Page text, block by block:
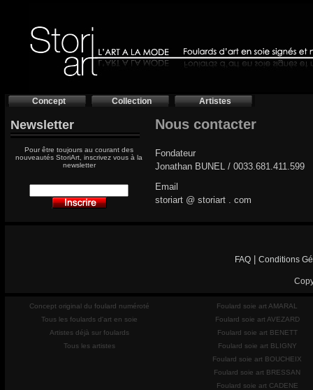
Concept Collection Artistes
Newsletter
Pour être toujours au courant des
nouveautés StoriArt, inscrivez vous à la
newsletter
Nous contacter
Fondateur
Jonathan BUNEL / 0033.681.411.599
Email
storiart @ storiart . com
FAQ Conditions
Concept original du foulard numéroté
Tous les foulards d'art en soie
Artistes déjà sur foulards
Tous les artistes
Foulard soie art AMARAL
Foulard soie art AVEZARD
Foulard soie art BENETT
Foulard soie art BLIGNY
Foulard soie art BOUCHEIX
Foulard soie art BRESSAN
Foulard soie art CADENE